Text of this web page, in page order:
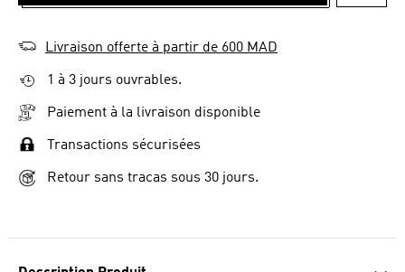
Livraison offerte à partir de 600 MAD
1 à 3 jours ouvrables.
Paiement à la livraison disponible
Transactions sécurisées
Retour sans tracas sous 30 jours.